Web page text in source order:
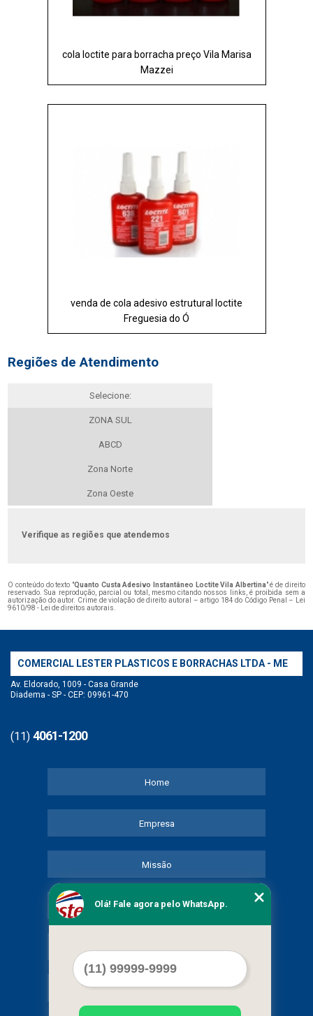
cola loctite para borracha preço Vila Marisa
Mazzei
venda de cola adesivo estrutural loctite
Freguesia do Ó
Regiões de Atendimento
Selecione:
ZONA SUL
ABCD
Zona Norte
Zona Oeste
Verifique as regiões que atendemos
O conteúdo do texto "Quanto Custa Adesivo Instantâneo Loctite Vila Albertina" é de direito
reservado. Sua reprodução, parcial ou total, mesmo citando nossos links, é proibida sem a
autorização do autor. Crime de violação de direito autoral – artigo 184 do Código Penal –
Lei
9610/98 - Lei de direitos autorais
COMERCIAL LESTER PLASTICOS E BORRACHAS LTDA - ME
Av. Eldorado, 1009 - Casa Grande
Diadema - SP - CEP: 09961-470
(11) 4061-1200
Home
Empresa
Missão
Serviços
Mapa do site
Olá! Fale agora pelo WhatsApp.